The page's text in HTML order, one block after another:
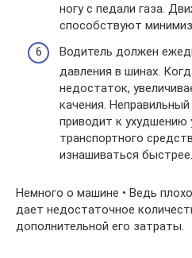
ногу с педали газа.
способствуют
Водитель должен
давления в шинах.
недостаток,
качения.
приводит к ухудшению
транспортного
изнашиваться быстрее.
Немного о машине • Ведь
дает недостаточное
дополнительной его затраты.